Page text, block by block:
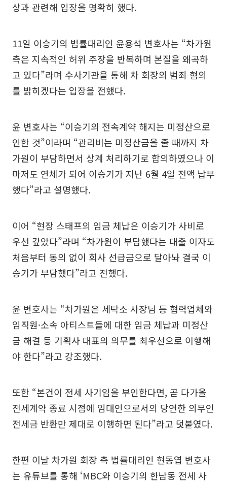
상과 관련해 입장을 명확히 했다.
11일 이승기의 법률대리인 윤용석 변호사는 “차가원
측은 지속적인 허위 주장을 반복하며 본질을 왜곡하
고 있다”라며 수사기관을 통해 차 회장의 범죄 혐의
를 밝히겠다는 입장을 전했다.
윤 변호사는 “이승기의 전속계약 해지는 미정산으로
인한 것”이라며 “관리비는 미정산금을 줄 때까지 차
가원이 부담하면서 상계 처리하기로 합의하였으나 이
마저도 연체가 되어 이승기가 지난 6월 4일 전액 납부
했다”라고 설명했다.
이어 “현장 스태프의 임금 체납은 이승기가 사비로
우선 갚았다”라며 “차가원이 부담했다는 대출 이자도
처음부터 동의 없이 회사 선급금으로 달아놔 결국 이
승기가 부담했다”라고 전했다.
윤 변호사는 “차가원은 세탁소 사장님 등 협력업체와
임직원·소속 아티스트들에 대한 임금 체납과 미정산
금 해결 등 기획사 대표의 의무를 최우선으로 이행해
야 한다”라고 강조했다.
또한 “본건이 전세 사기임을 부인한다면, 곧 다가올
전세계약 종료 시점에 임대인으로서의 당연한 의무인
전세금 반환만 제대로 이행하면 된다”라고 덧붙였다.
한편 이날 차가원 회장 측 법률대리인 현동엽 변호사
는 유튜브를 통해 ‘MBC와 이승기의 한남동 전세 사